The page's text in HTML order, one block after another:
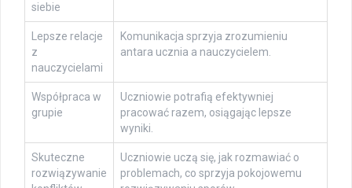
siebie
Lepsze relacje
z
nauczycielami
Komunikacja sprzyja zrozumieniu
antara ucznia a nauczycielem.
Współpraca w
grupie
Uczniowie potrafią efektywniej
pracować razem, osiągając lepsze
wyniki.
Skuteczne
rozwiązywanie
Uczniowie uczą się, jak rozmawiać o
problemach, co sprzyja pokojowemu